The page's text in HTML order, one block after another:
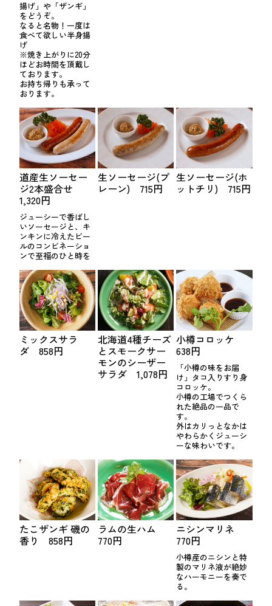
揚げ」や「ザンギ」
をどうぞ。
なると名物！一度は
食べて欲しい半身揚
げ
※焼き上がりに20分
ほどお時間を頂戴し
ております。
お持ち帰りも承って
おります。
道産生ソーセー
ジ2本盛合せ
1,320円
ジューシーで香ばし
いソーセージと、キ
ンキンに冷えたビー
ルのコンビネーショ
ンで至福のひと時を
生ソーセージ(プ
レーン) 715円
生ソーセージ(ホ
ットチリ) 715円
ミックスサラ
ダ 858円
北海道4種チーズ
とスモークサー
モンのシーザー
サラダ 1,078円
小樽コロッケ
638円
「小樽の味をお届
け」タコ入りすり身
コロッケ。
小樽の工場でつくら
れた絶品の一品で
す。
外はカリっとなかは
やわらかくジューシ
ーな味わいです。
たこザンギ 磯の
香り 858円
ラムの生ハム
770円
ニシンマリネ
770円
小樽産のニシンと特
製のマリネ液が絶妙
なハーモニーを奏で
る。